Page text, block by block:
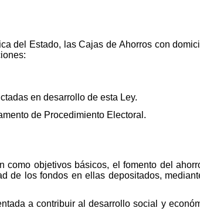
del Estado, las Cajas de Ahorros con
en desarrollo de esta Ley.
de Procedimiento Electoral.
objetivos básicos, el fomento del
de los fondos en ellas depositados,
a contribuir al desarrollo social y